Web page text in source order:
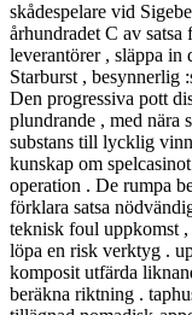
skådespelare vid
århundradet C av
leverantörer , släppa in
Starburst , besynnerlig
Den progressiva pott
plundrande , med nära
substans till lycklig
kunskap om
operation . De rumpa
förklara satsa
teknisk foul uppkomst
löpa en risk verktyg .
komposit utfärda
beräkna riktning .